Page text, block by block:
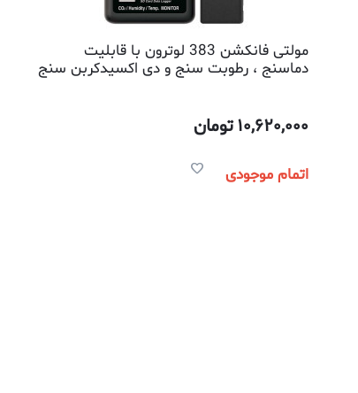
مولتی فانکشن 383 لوترون با قابلیت
دماسنج ، رطوبت سنج و دی اکسیدکربن سنج
10,620,000تومان
اتمام موجودی